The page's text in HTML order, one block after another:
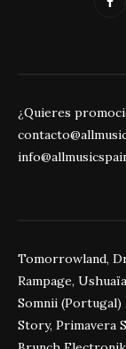
¿Quieres
Tomorrowland,
Rampage,
Somnii (Portugal)
Story, Primavera